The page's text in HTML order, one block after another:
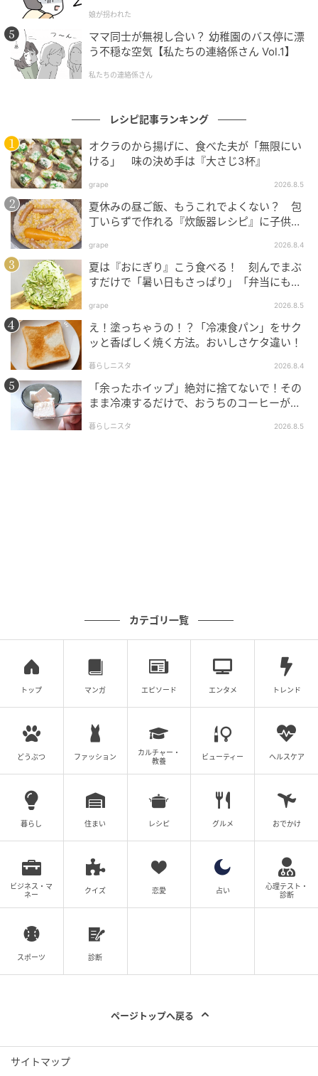
みそ汁にだしを入れないなんてアリなの!?と驚きです
が、コツは「しっかり煮込む」こと。食材から甘味や
旨味が出て“だしなし“でも味わい深いみそ汁になるそ
ただし、豆腐とわかめのみそ汁のような、あっさりし
た具材を煮込まずに作る場合には、だしをとった方が
いいみたい。具材や煮込み時間によってだしを入れる
か否か、臨機応変に対応すべし！ということのようで
す。
【作り方】
1.じゃがいもはよく洗い、皮付きのまま8mm厚さの輪
切りにします。
豆苗は根元を切り、3cmの長さに切ります。
2.鍋に水（またはだし汁）700ml（分量外）、じゃが
いもを入れて中火にかけます。
今回は水で作りますが、だしをとる場合は、水1Lに対
10本を入れ、ひと晩つけておくだけでOKとのこと。冷
蔵庫で3～4日保存可能だそうです。
煮立ったらアクを除き、弱火で15分ほど煮ます。
あたらしい日日
娘が拐われた
ママ同士が無視し合い？ 幼稚園のバス停に漂
う不穏な空気【私たちの連絡係さん Vol.1】
私たちの連絡係さん
レシピ記事ランキング
オクラのから揚げに、食べた夫が「無限にい
ける」 味の決め手は『大さじ3杯』
grape 2026.8.5
夏休みの昼ご飯、もうこれでよくない？ 包
丁いらずで作れる『炊飯器レシピ』に子供が
grape 2026.8.4
夏は『おにぎり』こう食べる！ 刻んでまぶ
すだけで「暑い日もさっぱり」「弁当にもい
grape 2026.8.5
え！塗っちゃうの！？「冷凍食パン」をサク
ッと香ばしく焼く方法。おいしさケタ違い！
暮らしニスタ 2026.8.4
「余ったホイップ」絶対に捨てないで！その
まま冷凍するだけで、おうちのコーヒーが
暮らしニスタ 2026.8.5
カテゴリ一覧
トップ マンガ エピソード エンタメ トレンド
どうぶつ ファッション
カルチャー・
教養
ビューティー ヘルスケア
暮らし 住まい レシピ グルメ おでかけ
ビジネス・マ
ネー
クイズ 恋愛 占い
心理テスト・
診断
スポーツ 診断
ページトップへ戻る
サイトマップ